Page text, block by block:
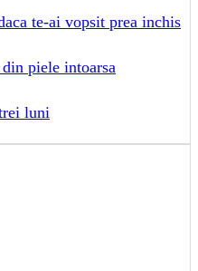
te-ai vopsit prea inchis
piele intoarsa
luni